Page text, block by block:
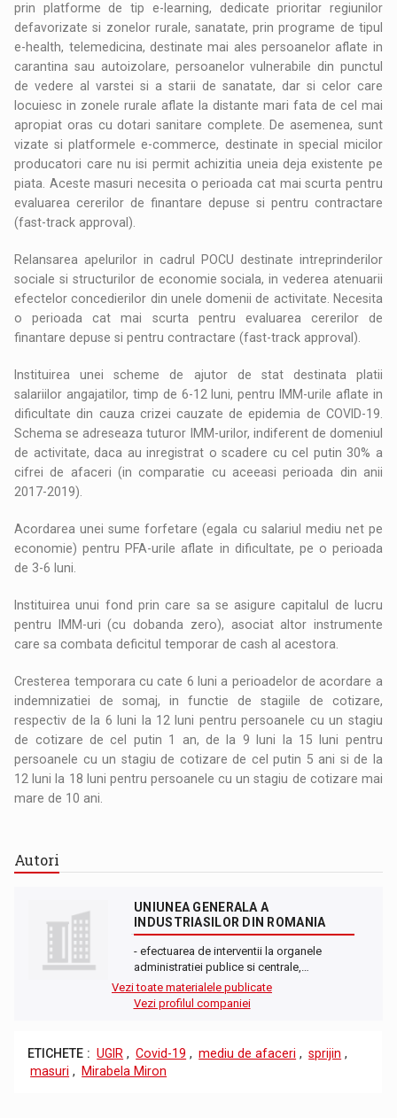
prin platforme de tip e-learning, dedicate prioritar regiunilor
defavorizate si zonelor rurale, sanatate, prin programe de tipul
e-health, telemedicina, destinate mai ales persoanelor aflate in
carantina sau autoizolare, persoanelor vulnerabile din punctul
de vedere al varstei si a starii de sanatate, dar si celor care
locuiesc in zonele rurale aflate la distante mari fata de cel mai
apropiat oras cu dotari sanitare complete. De asemenea, sunt
vizate si platformele e-commerce, destinate in special micilor
producatori care nu isi permit achizitia uneia deja existente pe
piata. Aceste masuri necesita o perioada cat mai scurta pentru
evaluarea cererilor de finantare depuse si pentru contractare
(fast-track approval).
Relansarea apelurilor in cadrul POCU destinate intreprinderilor
sociale si structurilor de economie sociala, in vederea atenuarii
efectelor concedierilor din unele domenii de activitate. Necesita
o perioada cat mai scurta pentru evaluarea cererilor de
finantare depuse si pentru contractare (fast-track approval).
Instituirea unei scheme de ajutor de stat destinata platii
salariilor angajatilor, timp de 6-12 luni, pentru IMM-urile aflate in
dificultate din cauza crizei cauzate de epidemia de COVID-19.
Schema se adreseaza tuturor IMM-urilor, indiferent de domeniul
de activitate, daca au inregistrat o scadere cu cel putin 30% a
cifrei de afaceri (in comparatie cu aceeasi perioada din anii
2017-2019).
Acordarea unei sume forfetare (egala cu salariul mediu net pe
economie) pentru PFA-urile aflate in dificultate, pe o perioada
de 3-6 luni.
Instituirea unui fond prin care sa se asigure capitalul de lucru
pentru IMM-uri (cu dobanda zero), asociat altor instrumente
care sa combata deficitul temporar de cash al acestora.
Cresterea temporara cu cate 6 luni a perioadelor de acordare a
indemnizatiei de somaj, in functie de stagiile de cotizare,
respectiv de la 6 luni la 12 luni pentru persoanele cu un stagiu
de cotizare de cel putin 1 an, de la 9 luni la 15 luni pentru
persoanele cu un stagiu de cotizare de cel putin 5 ani si de la
12 luni la 18 luni pentru persoanele cu un stagiu de cotizare mai
mare de 10 ani.
Autori
UNIUNEA GENERALA A
INDUSTRIASILOR DIN ROMANIA
- efectuarea de interventii la organele
administratiei publice si centrale,…
Vezi toate materialele publicate
Vezi profilul companiei
ETICHETE : UGIR , Covid-19 , mediu de afaceri , sprijin ,
masuri , Mirabela Miron